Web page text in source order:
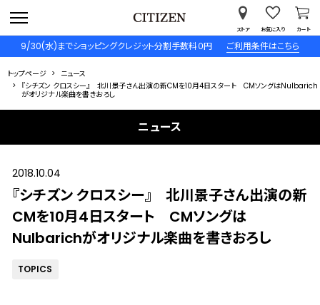
9/30(水)までショッピングクレジット分割手数料０円 ご利用条件はこちら
ストア お気に入り カート
トップページ
ニュース
『シチズン クロスシー』 北川景子さん出演の新CMを10月4日スタート CMソングはNulbarich
がオリジナル楽曲を書きおろし
ニュース
2018.10.04
『シチズン クロスシー』 北川景子さん出演の新
CMを10月4日スタート CMソングは
Nulbarichがオリジナル楽曲を書きおろし
TOPICS